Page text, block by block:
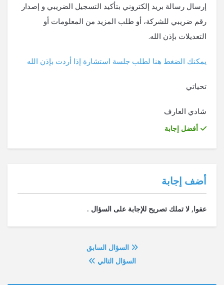
إرسال رسالة بريد إلكتروني بتأكيد التسجيل الضريبي و إصدار
رقم ضريبي للشركة، أو طلب المزيد من المعلومات أو
التعديلات بإذن الله.
يمكنك الضغط هنا لطلب جلسة استشارة إذا أردت بإذن الله
تحياتي
شادي العارف
أفضل إجابة
‫أضف إجابة
السؤال السابق
السؤال التالي